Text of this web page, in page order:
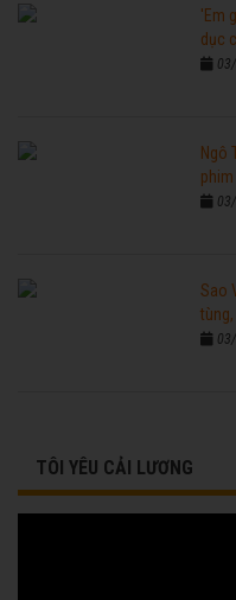
'Em
dục
Ngô
Sao
TÔI YÊU CẢI LƯƠNG